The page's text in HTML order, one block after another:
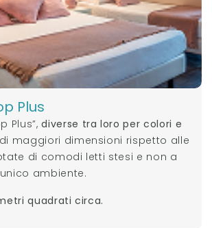
Plus
Plus”,diverse tra loro per colori e
maggiori dimensioni rispetto alle
di comodi letti stesi e non a
ambiente.
quadrati circa.